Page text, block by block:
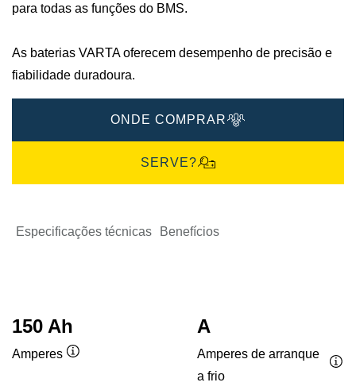
para todas as funções do BMS.
As baterias VARTA oferecem desempenho de precisão e
fiabilidade duradoura.
ONDE COMPRAR
SERVE?
Especificações técnicas Benefícios
150 Ah
Amperes
A
Amperes de arranque
a frio